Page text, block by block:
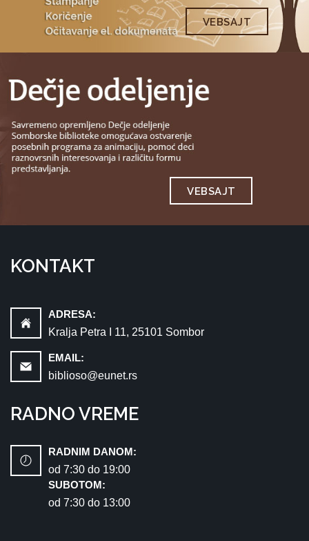
VEBSAJT
VEBSAJT
KONTAKT
ADRESA:
Kralja Petra I 11, 25101 Sombor
EMAIL:
biblioso@eunet.rs
RADNO VREME
RADNIM DANOM:
od 7:30 dо 19:00
SUBOTOM:
od 7:30 dо 13:00